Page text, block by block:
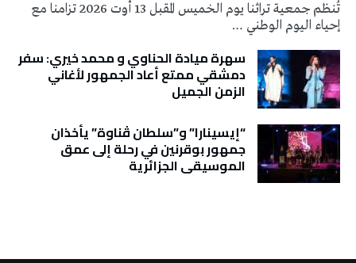
تُنظم جمعية تراثنا يوم الخميس المقبل 13 أوت 2026 تزامنا مع
إحياء اليوم الوطني …
سهرة ميادة الحناوي و محمد خيري: سفر
دمشقي ممتع أعاد الجمهور لأغاني
الزمن الجميل
“إيسينارا” و”سلطان ڤناوة” يأخذان
جمهور بوقرنين في رحلة إلى عمق
الموسيقى الجزائرية